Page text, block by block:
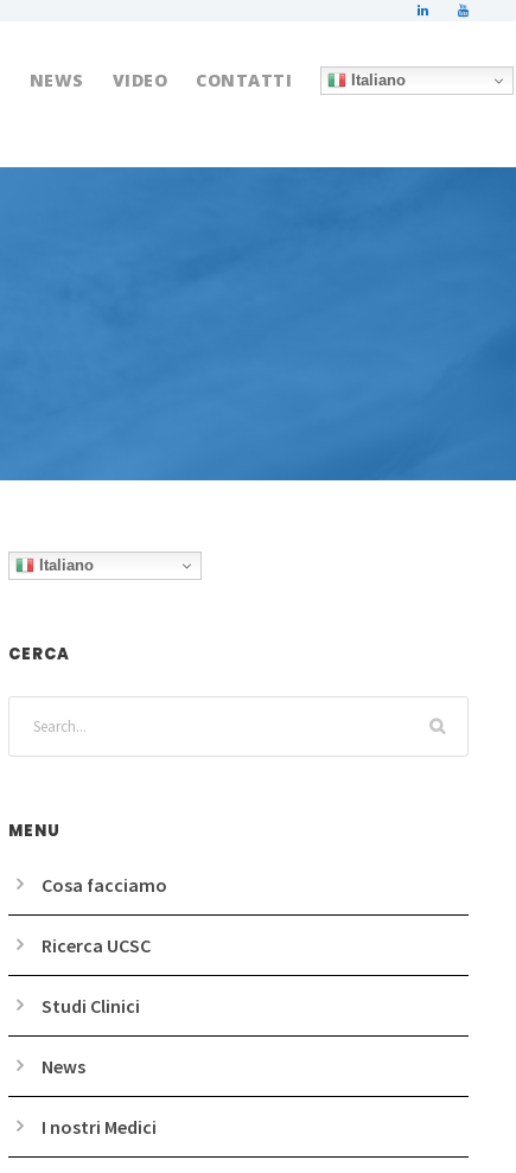
NEWS VIDEO CONTATTI Italiano
Italiano
CERCA
MENU
Cosa facciamo
Ricerca UCSC
Studi Clinici
News
I nostri Medici